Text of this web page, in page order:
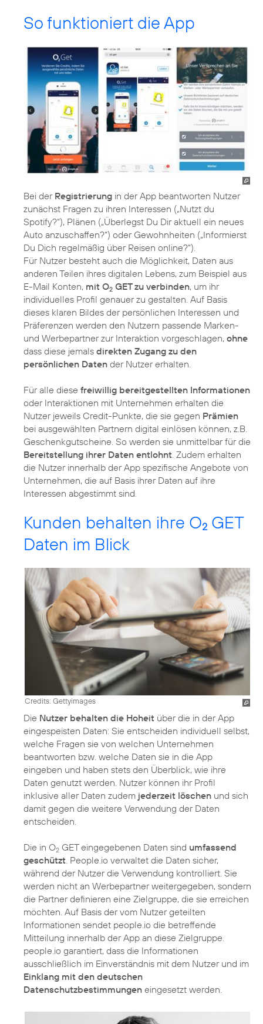
So funktioniert die App
Bei der Registrierung in der App beantworten Nutzer
zunächst Fragen zu ihren Interessen („Nutzt du
Spotify?“), Plänen („Überlegst Du Dir aktuell ein neues
Auto anzuschaffen?“) oder Gewohnheiten („Informierst
Du Dich regelmäßig über Reisen online?“).
Für Nutzer besteht auch die Möglichkeit, Daten aus
anderen Teilen ihres digitalen Lebens, zum Beispiel aus
E-Mail Konten, mit O2 GET zu verbinden, um ihr
individuelles Profil genauer zu gestalten. Auf Basis
dieses klaren Bildes der persönlichen Interessen und
Präferenzen werden den Nutzern passende Marken-
und Werbepartner zur Interaktion vorgeschlagen, ohne
dass diese jemals direkten Zugang zu den
persönlichen Daten der Nutzer erhalten.
Für alle diese freiwillig bereitgestellten Informationen
oder Interaktionen mit Unternehmen erhalten die
Nutzer jeweils Credit-Punkte, die sie gegen Prämien
bei ausgewählten Partnern digital einlösen können, z.B.
Geschenkgutscheine. So werden sie unmittelbar für die
Bereitstellung ihrer Daten entlohnt. Zudem erhalten
die Nutzer innerhalb der App spezifische Angebote von
Unternehmen, die auf Basis ihrer Daten auf ihre
Interessen abgestimmt sind.
Kunden behalten ihre O2 GET
Daten im Blick
Credits: Gettyimages
Die Nutzer behalten die Hoheit über die in der App
eingespeisten Daten: Sie entscheiden individuell selbst,
welche Fragen sie von welchen Unternehmen
beantworten bzw. welche Daten sie in die App
eingeben und haben stets den Überblick, wie ihre
Daten genutzt werden. Nutzer können ihr Profil
inklusive aller Daten zudem jederzeit löschen und sich
damit gegen die weitere Verwendung der Daten
entscheiden.
Die in O2 GET eingegebenen Daten sind umfassend
geschützt . People.io verwaltet die Daten sicher,
während der Nutzer die Verwendung kontrolliert. Sie
werden nicht an Werbepartner weitergegeben, sondern
die Partner definieren eine Zielgruppe, die sie erreichen
möchten. Auf Basis der vom Nutzer geteilten
Informationen sendet people.io die betreffende
Mitteilung innerhalb der App an diese Zielgruppe.
people.io garantiert, dass die Informationen
ausschließlich im Einverständnis mit dem Nutzer und im
Einklang mit den deutschen
Datenschutzbestimmungen eingesetzt werden.